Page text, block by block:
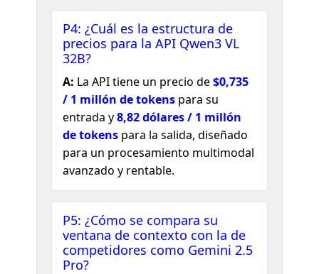
P4: ¿Cuál es la estructura de
precios para la API Qwen3 VL
32B?
A: La API tiene un precio de$0,735
/ 1 millón de tokens para su
entrada y8,82 dólares / 1 millón
de tokens para la salida, diseñado
para un procesamiento multimodal
avanzado y rentable.
P5: ¿Cómo se compara su
ventana de contexto con la de
competidores como Gemini 2.5
Pro?